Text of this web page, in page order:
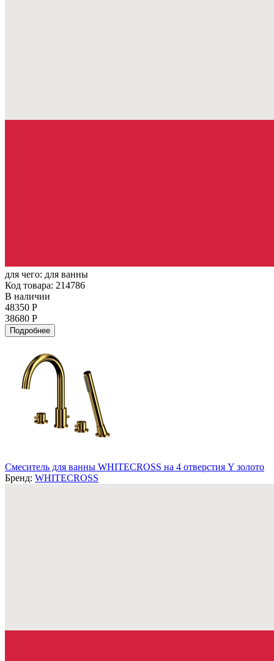
для чего: для ванны
Код товара: 214786
В наличии
48350 Р
38680 Р
Подробнее
Смеситель для ванны WHITECROSS на 4 отверстия Y золото
Бренд: WHITECROSS